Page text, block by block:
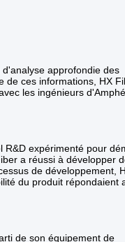
approfondie des
de ces informations, HX
les ingénieurs
R&D expérimenté pour
a réussi à développer
de développement,
du produit répondaient
de son équipement de